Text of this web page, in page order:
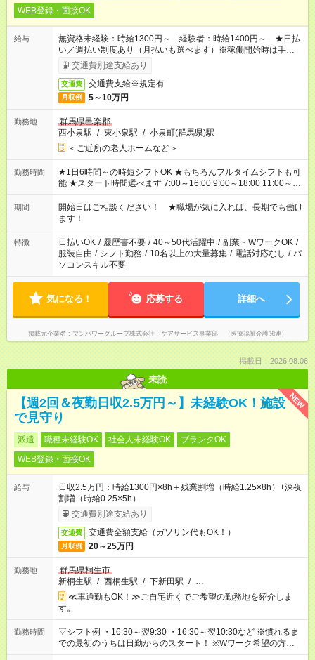
WEB登録・面接OK
給与
無資格未経験：時給1300円～ 経験者：時給1400円～ ★日払
い／週払い制度あり（月払いも選べます）※稼働開始時は手続き
完了次第のお支払いとなります。
交通費別途支給あり
交通費 交通費支給※規定有
月収例 5～10万円
勤務地
群馬県邑楽郡
西小泉駅 / 東小泉駅 / 小泉町(群馬県)駅
＜ご近所の老人ホームなど＞
勤務時間
★1日6時間～の時短シフトOK ★もちろんフルタイムシフトも可
能 ★スタート時間選べます 7:00～16:00 9:00～18:00 11:00～
20:00 など 残業なし！ ※Wワークの場合、他のお仕事と合わせ
週40時間超の就業はご案内できません ※法令に基づき、週20時
間以上勤務は社会保険への加入対象となります ※労働者派遣法
（日雇い派遣の原則禁止）により、短時間・短期間の就業はご
案内が難しい場合があります
期間
開始日はご相談ください！ ★職場が気に入れば、長期でも働け
ます！
特徴 日払いOK / 履歴書不要 / 40～50代活躍中 / 副業・WワークOK /
服装自由 / シフト勤務 / 10名以上の大量募集 / 電話対応なし / パ
ソコンスキル不要
気になる！ 応募する 詳細へ
掲載元企業名 マンパワーグループ株式会社 ケアサービス事業部 （医療福祉介護関連）
掲載日：2026.08.06
未読
NEW
【週2回＆夜勤日収2.5万円～】未経験OK！施設
で見守り
派遣 職種未経験OK 社会人未経験OK
ブランクOK
WEB登録・面接OK
給与
日収2.5万円：時給1300円×8h＋残業割増（時給1.25×8h）+深夜
割増（時給0.25×5h）
交通費別途支給あり
交通費 交通費全額支給（ガソリン代もOK！）
月収例 20～25万円
勤務地
群馬県桐生市
新桐生駅 / 西桐生駅 / 下新田駅 / …
≪車通勤もOK！≫ご自宅近くでご希望の勤務地を紹介しま
す。
勤務時間
▽シフト例 ・16:30～翌9:30 ・16:30～翌10:30など ※慣れるま
での最初のうちは日勤からのスタート！ ※Wワーク希望の方へ
今ご覧のお仕事で希望する勤務時間と、もう1つのお仕事の勤務